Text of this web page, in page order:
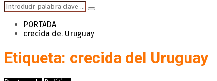
Search
for:
Search
PORTADA
crecida del Uruguay
Etiqueta: crecida del Uruguay